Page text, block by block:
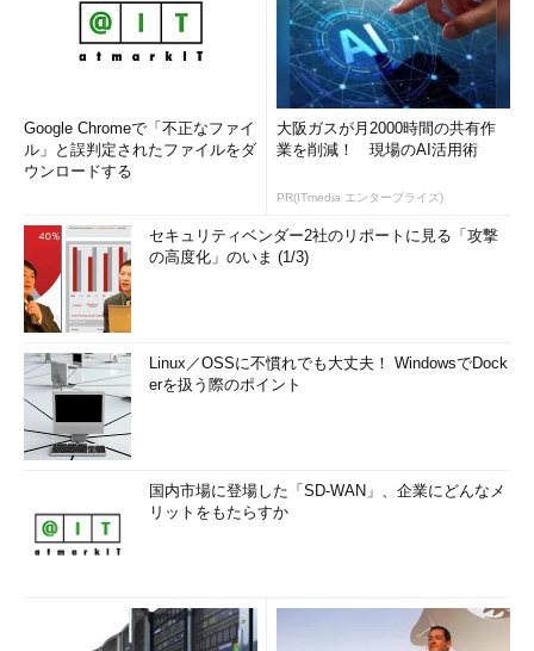
Google Chromeで「不正なファイ
ル」と誤判定されたファイルをダ
ウンロードする
大阪ガスが月2000時間の共有作
業を削減！ 現場のAI活用術
PR(ITmedia エンタープライズ)
セキュリティベンダー2社のリポートに見る「攻撃
の高度化」のいま (1/3)
Linux／OSSに不慣れでも大丈夫！ WindowsでDock
erを扱う際のポイント
国内市場に登場した「SD-WAN」、企業にどんなメ
リットをもたらすか